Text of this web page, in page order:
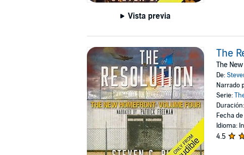
Vista previa
The
The
De:
Narrado
Serie:
Fecha
Idioma:
4.5